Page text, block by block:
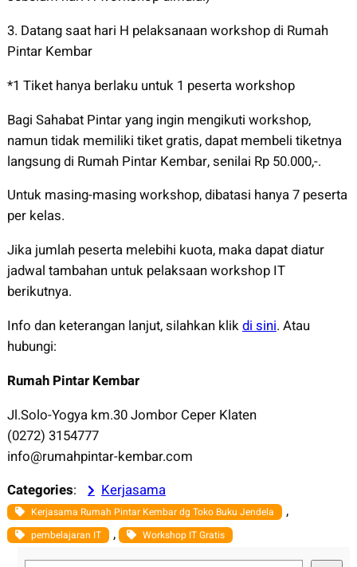
3. Datang saat hari H pelaksanaan workshop di Rumah
Pintar Kembar
*1 Tiket hanya berlaku untuk 1 peserta workshop
Bagi Sahabat Pintar yang ingin mengikuti workshop,
namun tidak memiliki tiket gratis, dapat membeli tiketnya
langsung di Rumah Pintar Kembar, senilai Rp 50.000,-.
Untuk masing-masing workshop, dibatasi hanya 7 peserta
per kelas.
Jika jumlah peserta melebihi kuota, maka dapat diatur
jadwal tambahan untuk pelaksaan workshop IT
berikutnya.
Info dan keterangan lanjut, silahkan klikdi sini. Atau
hubungi:
Rumah Pintar Kembar
Jl.Solo-Yogya km.30 Jombor Ceper Klaten
(0272) 3154777
info@rumahpintar-kembar.com
Categories: Kerjasama
Kerjasama Rumah Pintar Kembar dg Toko Buku Jendela ,
pembelajaran IT , Workshop IT Gratis